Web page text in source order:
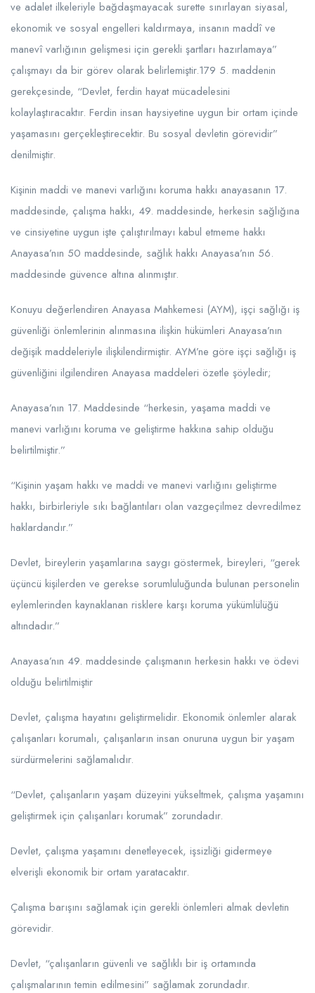
ve adalet ilkeleriyle bağdaşmayacak surette sınırlayan siyasal,
ekonomik ve sosyal engelleri kaldırmaya, insanın maddî ve
manevî varlığının gelişmesi için gerekli şartları hazırlamaya”
çalışmayı da bir görev olarak belirlemiştir.179 5. maddenin
gerekçesinde, “Devlet, ferdin hayat mücadelesini
kolaylaştıracaktır. Ferdin insan haysiyetine uygun bir ortam içinde
yaşamasını gerçekleştirecektir. Bu sosyal devletin görevidir”
denilmiştir.
Kişinin maddi ve manevi varlığını koruma hakkı anayasanın 17.
maddesinde, çalışma hakkı, 49. maddesinde, herkesin sağlığına
ve cinsiyetine uygun işte çalıştırılmayı kabul etmeme hakkı
Anayasa’nın 50 maddesinde, sağlık hakkı Anayasa’nın 56.
maddesinde güvence altına alınmıştır.
Konuyu değerlendiren Anayasa Mahkemesi (AYM), işçi sağlığı iş
güvenliği önlemlerinin alınmasına ilişkin hükümleri Anayasa’nın
değişik maddeleriyle ilişkilendirmiştir. AYM’ne göre işçi sağlığı iş
güvenliğini ilgilendiren Anayasa maddeleri özetle şöyledir;
Anayasa’nın 17. Maddesinde “herkesin, yaşama maddi ve
manevi varlığını koruma ve geliştirme hakkına sahip olduğu
belirtilmiştir.”
“Kişinin yaşam hakkı ve maddi ve manevi varlığını geliştirme
hakkı, birbirleriyle sıkı bağlantıları olan vazgeçilmez devredilmez
haklardandır.”
Devlet, bireylerin yaşamlarına saygı göstermek, bireyleri, “gerek
üçüncü kişilerden ve gerekse sorumluluğunda bulunan personelin
eylemlerinden kaynaklanan risklere karşı koruma yükümlülüğü
altındadır.”
Anayasa’nın 49. maddesinde çalışmanın herkesin hakkı ve ödevi
olduğu belirtilmiştir
Devlet, çalışma hayatını geliştirmelidir. Ekonomik önlemler alarak
çalışanları korumalı, çalışanların insan onuruna uygun bir yaşam
sürdürmelerini sağlamalıdır.
“Devlet, çalışanların yaşam düzeyini yükseltmek, çalışma yaşamını
geliştirmek için çalışanları korumak” zorundadır.
Devlet, çalışma yaşamını denetleyecek, işsizliği gidermeye
elverişli ekonomik bir ortam yaratacaktır.
Çalışma barışını sağlamak için gerekli önlemleri almak devletin
görevidir.
Devlet, “çalışanların güvenli ve sağlıklı bir iş ortamında
çalışmalarının temin edilmesini” sağlamak zorundadır.